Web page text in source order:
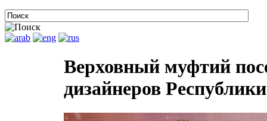
Верховный муфтий
дизайнеров